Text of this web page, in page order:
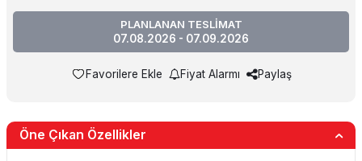
PLANLANAN TESLİMAT
07.08.2026 - 07.09.2026
Favorilere Ekle Fiyat Alarmı Paylaş
Öne Çıkan Özellikler